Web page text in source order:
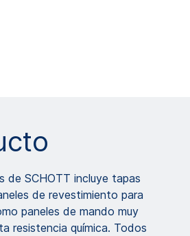
de SCHOTT incluye tapas
de revestimiento para
paneles de mando muy
resistencia química. Todos